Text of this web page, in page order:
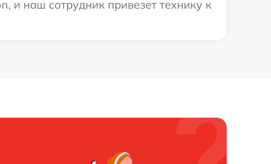
и наш сотрудник привезет технику к